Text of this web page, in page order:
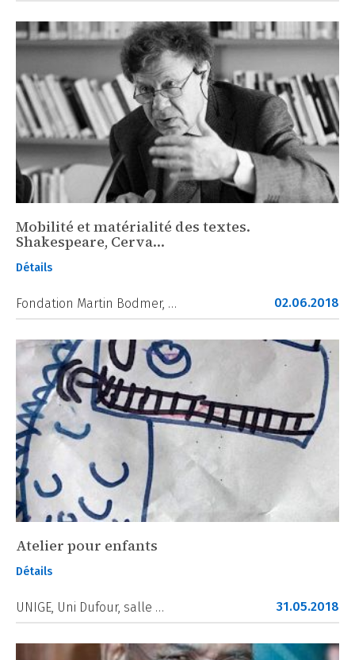
Mobilité et matérialité des textes.
Shakespeare, Cerva…
Détails
Fondation Martin Bodmer, … 02.06.2018
Atelier pour enfants
Détails
UNIGE, Uni Dufour, salle … 31.05.2018